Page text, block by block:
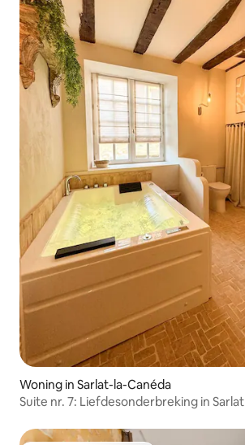
Woning in Sarlat-la-Canéda
Suite nr. 7: Liefdesonderbreking in Sarlat